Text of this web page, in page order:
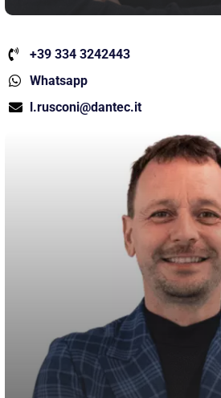
+39 334 3242443
Whatsapp
l.rusconi@dantec.it